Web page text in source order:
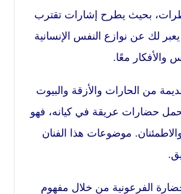
بحيث يطرح إشارات تقترب
لك عن نوازع النفس الإنسانية
والأفكار معًا.
من الحارات والأزقة والبيوت
حضارات عريقة في كيانه، فهو
موضوعات هذا الفنان
الفرعونية من خلال مفهوم